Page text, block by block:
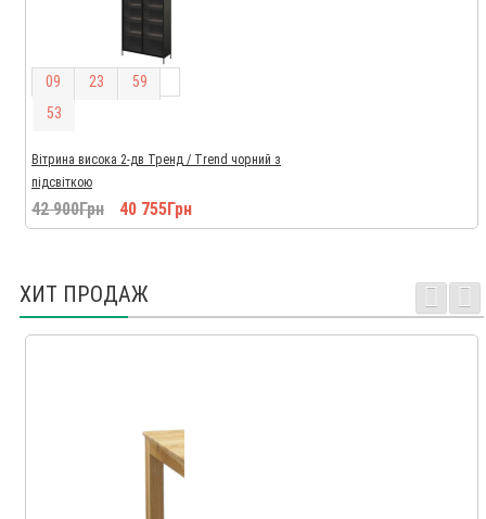
09 23 59
52
Вітрина висока 2-дв Тренд / Trend чорний з
підсвіткою
42 900Грн 40 755Грн
ХИТ ПРОДАЖ